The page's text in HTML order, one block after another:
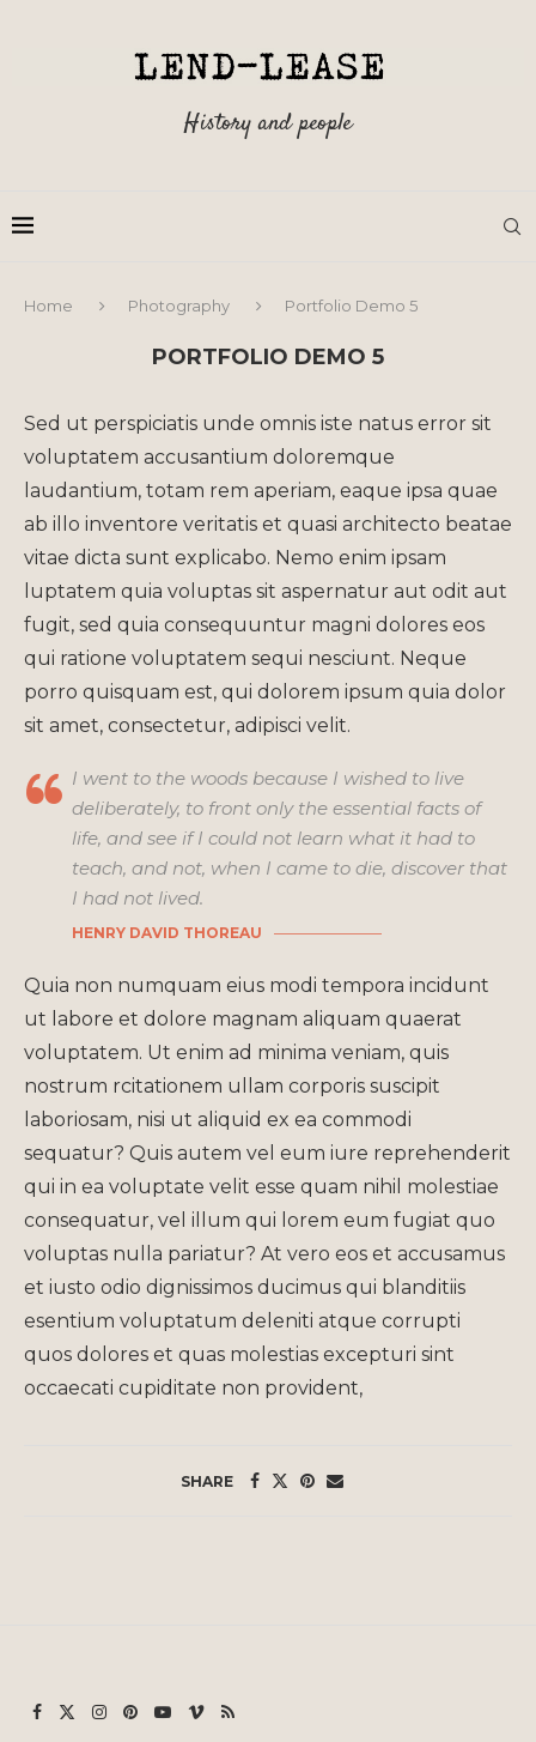
History and people
Home Photography Portfolio Demo 5
PORTFOLIO DEMO 5
Sed ut perspiciatis unde omnis iste natus error sit
voluptatem accusantium doloremque
laudantium, totam rem aperiam, eaque ipsa quae
ab illo inventore veritatis et quasi architecto beatae
vitae dicta sunt explicabo. Nemo enim ipsam
luptatem quia voluptas sit aspernatur aut odit aut
fugit, sed quia consequuntur magni dolores eos
qui ratione voluptatem sequi nesciunt. Neque
porro quisquam est, qui dolorem ipsum quia dolor
sit amet, consectetur, adipisci velit.
I went to the woods because I wished to live
deliberately, to front only the essential facts of
life, and see if I could not learn what it had to
teach, and not, when I came to die, discover that
I had not lived.
HENRY DAVID THOREAU
Quia non numquam eius modi tempora incidunt
ut labore et dolore magnam aliquam quaerat
voluptatem. Ut enim ad minima veniam, quis
nostrum rcitationem ullam corporis suscipit
laboriosam, nisi ut aliquid ex ea commodi
sequatur? Quis autem vel eum iure reprehenderit
qui in ea voluptate velit esse quam nihil molestiae
consequatur, vel illum qui lorem eum fugiat quo
voluptas nulla pariatur? At vero eos et accusamus
et iusto odio dignissimos ducimus qui blanditiis
esentium voluptatum deleniti atque corrupti
quos dolores et quas molestias excepturi sint
occaecati cupiditate non provident,
SHARE